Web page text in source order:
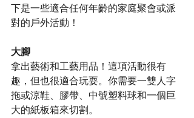
下是一些適合任何年齡的家庭聚會或派
對的戶外活動！
大腳
拿出藝術和工藝用品！這項活動很有
趣，但也很適合玩耍。你需要一雙人字
拖或涼鞋、膠帶、中號塑料球和一個巨
大的紙板箱來切割。